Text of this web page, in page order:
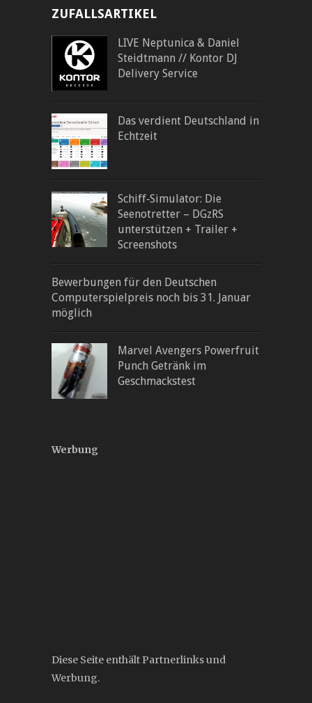
ZUFALLSARTIKEL
LIVE Neptunica & Daniel
Steidtmann // Kontor DJ
Delivery Service
Das verdient Deutschland in
Echtzeit
Schiff‐Simulator: Die
Seenotretter – DGzRS
unterstützen + Trailer +
Screenshots
Bewerbungen für den Deutschen
Computerspielpreis noch bis 31. Januar
möglich
Marvel Avengers Powerfruit
Punch Getränk im
Geschmackstest
Werbung
Diese Seite enthält Partnerlinks und
Werbung.